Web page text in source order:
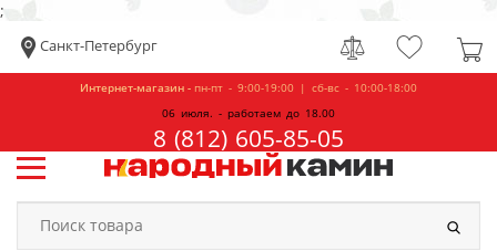
;
Санкт-Петербург
Интернет-магазин - пн-пт - 9:00-19:00 | сб-вс - 10:00-18:00
06 июля. - работаем до 18.00
8 (812) 605-85-05